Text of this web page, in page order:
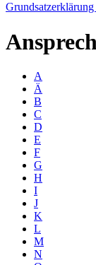
A
Ä
B
C
D
E
F
G
H
I
J
K
L
M
N